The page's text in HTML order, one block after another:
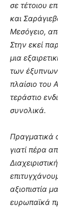
σε τέτοιου
και
Μεσόγειο,
Στην εκεί
μια
των
πλαίσιο του
τεράστιο
συνολικά.
Πραγματικά
γιατί πέρα
αξιοπιστία
ευρωπαϊκά